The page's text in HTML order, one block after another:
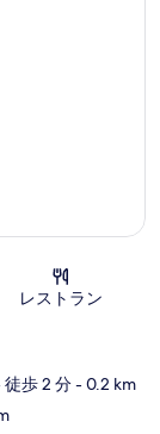
レストラン
徒歩 2 分- 0.2 km